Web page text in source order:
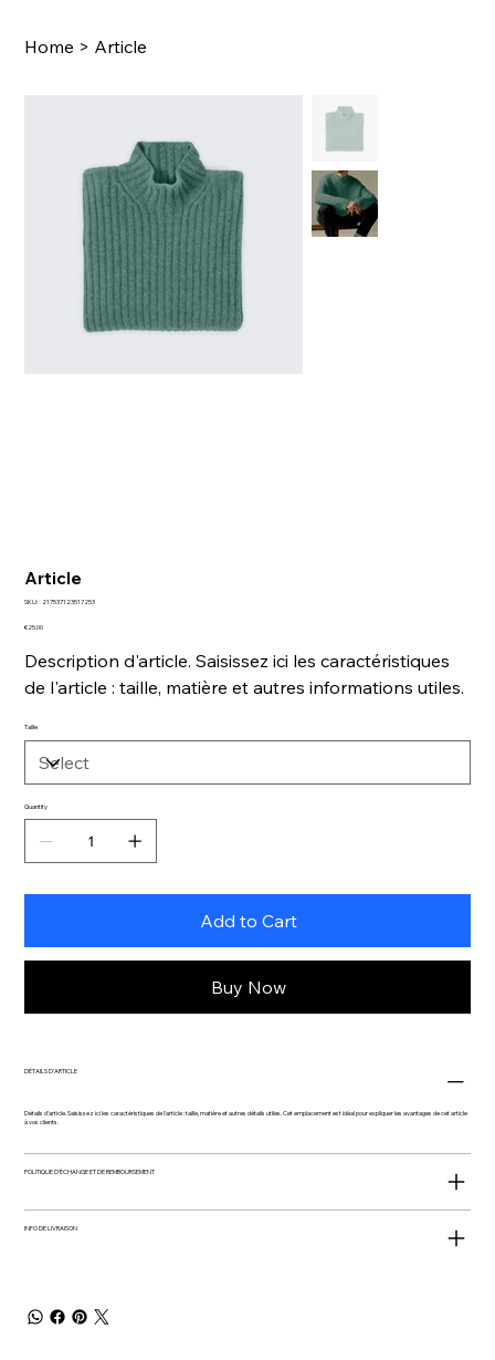
Home > Article
Article
SKU:
SKU
217537123517253
Price
€25.00
Description d'article. Saisissez ici les caractéristiques
de l'article : taille, matière et autres informations utiles.
Taille
Quantity
Add to Cart
Buy Now
DÉTAILS D'ARTICLE
Détails d'article. Saisissez ici les caractéristiques de l'article : taille, matière et autres détails utiles. Cet emplacement est idéal pour expliquer les avantages de cet article
à vos clients.
POLITIQUE D'ÉCHANGE ET DE REMBOURSEMENT
INFO DE LIVRAISON